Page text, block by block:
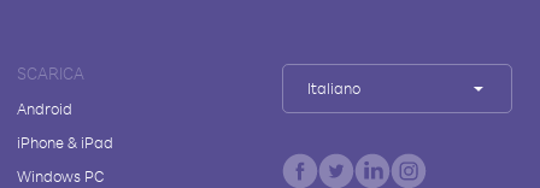
SCARICA
Android
iPhone & iPad
Windows PC
Italiano